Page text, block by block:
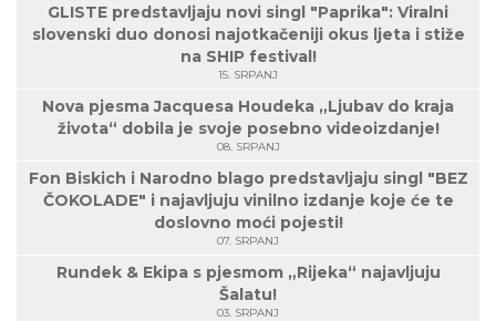
GLISTE predstavljaju novi singl "Paprika": Viralni
slovenski duo donosi najotkačeniji okus ljeta i stiže
na SHIP festival!
15. SRPANJ
Nova pjesma Jacquesa Houdeka „Ljubav do kraja
života“ dobila je svoje posebno videoizdanje!
08. SRPANJ
Fon Biskich i Narodno blago predstavljaju singl "BEZ
ČOKOLADE" i najavljuju vinilno izdanje koje će te
doslovno moći pojesti!
07. SRPANJ
Rundek & Ekipa s pjesmom „Rijeka“ najavljuju
Šalatu!
03. SRPANJ